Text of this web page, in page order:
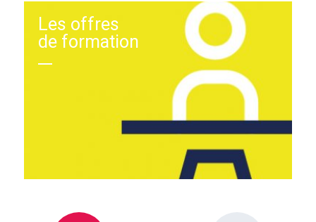
Les offres
de formation